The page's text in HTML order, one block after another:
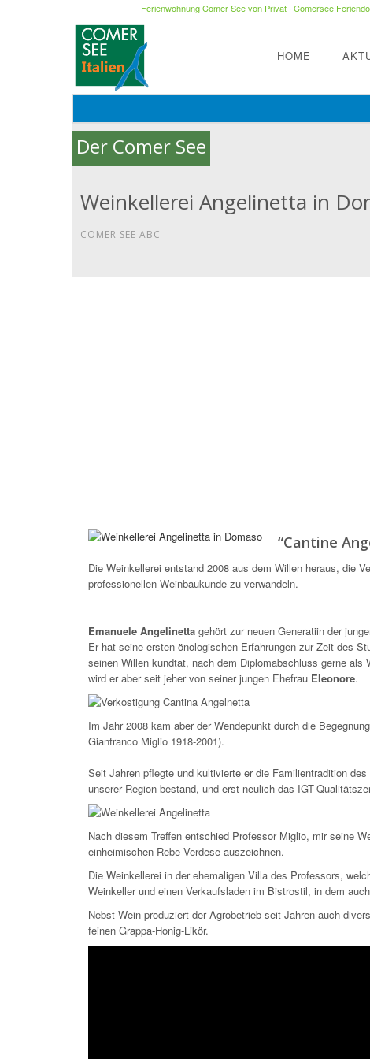
Ferienwohnung Comer See von Privat· Comersee
HOME
Der Comer See
Weinkellerei Angelinetta in
COMER SEE ABC
“Cantine
Die Weinkellerei entstand 2008 aus dem Willen heraus, die
professionellen Weinbaukunde zu verwandeln.
Emanuele Angelinetta gehört zur neuen Generatiin der
Er hat seine ersten önologischen Erfahrungen zur Zeit des
seinen Willen kundtat, nach dem Diplomabschluss gerne
wird er aber seit jeher von seiner jungen Ehefrau Eleonore.
Im Jahr 2008 kam aber der Wendepunkt durch die
Gianfranco Miglio 1918-2001).
Seit Jahren pflegte und kultivierte er die Familientradition
unserer Region bestand, und erst neulich das IGT-
Nach diesem Treffen entschied Professor Miglio, mir seine
einheimischen Rebe Verdese auszeichnen.
Die Weinkellerei in der ehemaligen Villa des Professors,
Weinkeller und einen Verkaufsladen im Bistrostil, in dem auch
Nebst Wein produziert der Agrobetrieb seit Jahren auch
feinen Grappa-Honig-Likör.